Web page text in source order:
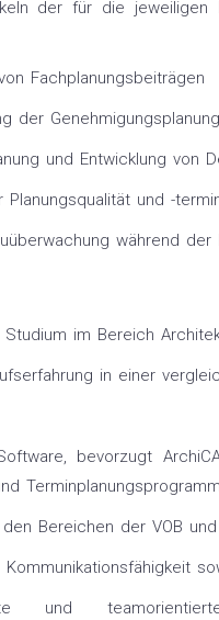
der für die jeweiligen
Fachplanungsbeiträgen
der Genehmigungsplanung
und Entwicklung von
und -
während der
im Bereich
in einer
bevorzugt
Bereichen der VOB und
und